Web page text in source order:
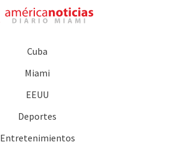
Cuba
Miami
EEUU
Deportes
Entretenimientos